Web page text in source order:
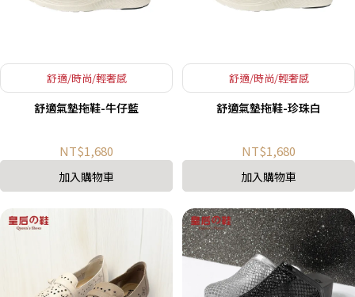
舒適/時尚/輕奢感
舒適氣墊拖鞋-牛仔藍
NT$1,680
加入購物車
舒適/時尚/輕奢感
舒適氣墊拖鞋-珍珠白
NT$1,680
加入購物車